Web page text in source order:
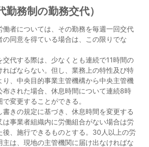
務制の勤務交代）
働者については、その勤務を毎週一回交代
の同意を得ている場合は、この限りでな
代する際は、少なくとも連続で11時間の
ればならない。但し、業務上の特性及び特
り、中央目的事業主管機構から中央主管機
布された場合、休息時間について連続8時
変更することができる。
書きの規定に基づき、休息時間を変更する
は事業者組織内に労働組合がない場合は労
後、施行できるものとする。30人以上の労
主は、現地の主管機関に届け出なければな